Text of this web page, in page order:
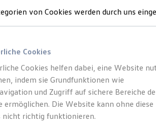
und Gebrauchtwagen
Angebote
Leasing
Gebrauchtwagen-Leasing
Leasing
Leasing
ohne Anzahlung
Economy
Rabattaktion
von Cookies werden durch uns
Cookies
Cookies helfen dabei, eine Website
indem sie Grundfunktionen wie
und Zugriff auf sichere Bereiche
ermöglichen. Die Website kann ohne diese
nicht richtig funktionieren.